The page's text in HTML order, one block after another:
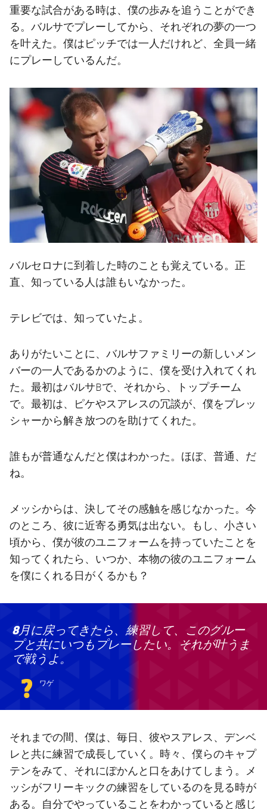
重要な試合がある時は、僕の歩みを追うことができ
る。バルサでプレーしてから、それぞれの夢の一つ
を叶えた。僕はピッチでは一人だけれど、全員一緒
にプレーしているんだ。
バルセロナに到着した時のことも覚えている。正
直、知っている人は誰もいなかった。
テレビでは、知っていたよ。
ありがたいことに、バルサファミリーの新しいメン
バーの一人であるかのように、僕を受け入れてくれ
た。最初はバルサBで、それから、トップチーム
で。最初は、ピケやスアレスの冗談が、僕をプレッ
シャーから解き放つのを助けてくれた。
誰もが普通なんだと僕はわかった。ほぼ、普通、だ
ね。
メッシからは、決してその感触を感じなかった。今
のところ、彼に近寄る勇気は出ない。もし、小さい
頃から、僕が彼のユニフォームを持っていたことを
知ってくれたら、いつか、本物の彼のユニフォーム
を僕にくれる日がくるかも？
8月に戻ってきたら、練習して、このグルー
プと共にいつもプレーしたい。それが叶うま
で戦うよ。
? ワゲ
それまでの間、僕は、毎日、彼やスアレス、デンベ
レと共に練習で成長していく。時々、僕らのキャプ
テンをみて、それにぽかんと口をあけてしまう。メ
ッシがフリーキックの練習をしているのを見る時が
ある。自分でやっていることをわかっていると感じ